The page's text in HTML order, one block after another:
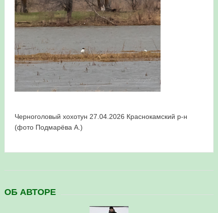
в Республике Башкортостан в 2026 году
Черноголовый хохотун 27.04.2026 Краснокамский р-н
(фото Подмарёва А.)
ОБ АВТОРЕ